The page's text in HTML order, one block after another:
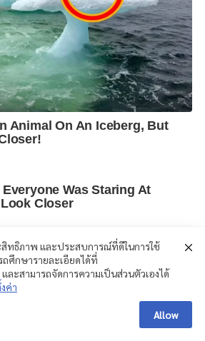
ทธิภาพ และประสบการณ์ที่ดีในการใช้
ศึกษารายละเอียดได้ที่
และสามารถจัดการความเป็นส่วนตัวเองได้
ค่า
Allow